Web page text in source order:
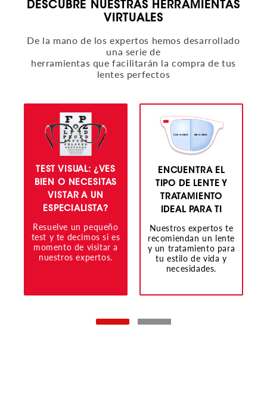
DESCUBRE NUESTRAS HERRAMIENTAS
VIRTUALES
De la mano de los expertos hemos desarrollado
una serie de
herramientas que facilitarán la compra de tus
lentes perfectos
TEST VISUAL: ¿VES
BIEN O NECESITAS
VISTAR A UN
ESPECIALISTA?
Resuelve un pequeño
test y te decimos si es
momento de visitar a
nuestros expertos.
ENCUENTRA EL
TIPO DE LENTE Y
TRATAMIENTO
IDEAL PARA TI
Nuestros expertos te
recomiendan un lente
y un tratamiento para
tu estilo de vida y
necesidades.